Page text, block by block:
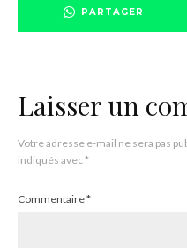
PARTAGER
Laisser un
Votre adresse e-mail ne sera pas
indiqués avec*
Commentaire*